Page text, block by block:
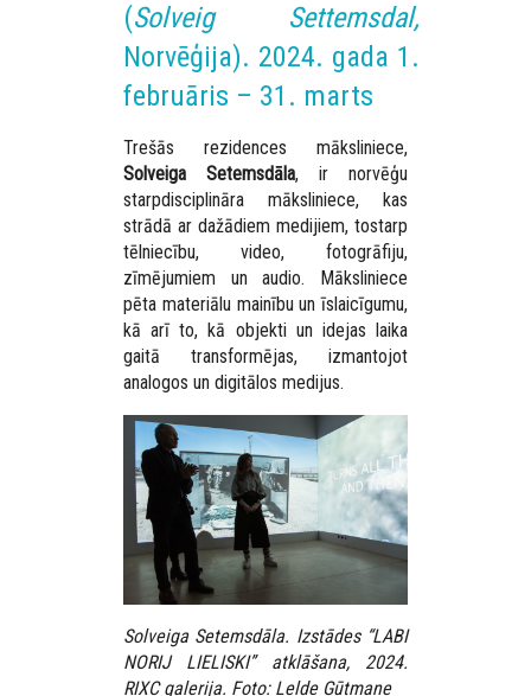
(Solveig Settemsdal,
Norvēģija). 2024. gada 1.
februāris – 31. marts
Trešās rezidences māksliniece,
Solveiga Setemsdāla, ir norvēģu
starpdisciplināra māksliniece, kas
strādā ar dažādiem medijiem, tostarp
tēlniecību, video, fotogrāfiju,
zīmējumiem un audio. Māksliniece
pēta materiālu mainību un īslaicīgumu,
kā arī to, kā objekti un idejas laika
gaitā transformējas, izmantojot
analogos un digitālos medijus.
Solveiga Setemsdāla. Izstādes “LABI
NORIJ LIELISKI” atklāšana, 2024.
RIXC galerija. Foto: Lelde Gūtmane